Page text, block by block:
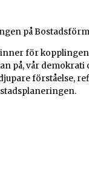
på
för
på, vår
förståelse,